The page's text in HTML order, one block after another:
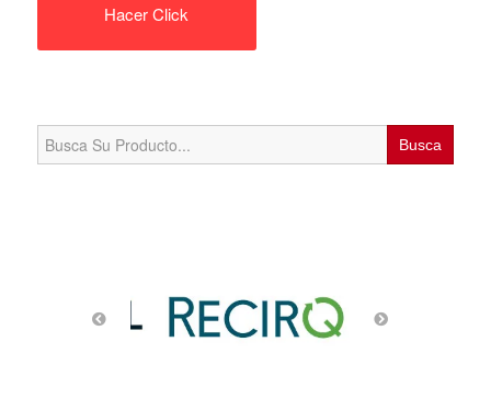
Hacer Click
Search
for: